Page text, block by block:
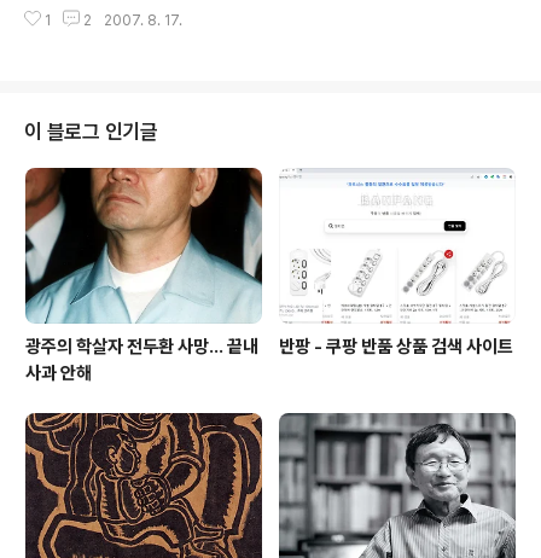
예측하고 있습니다. 헤지펀드와 IMF을 앞세운 거대자본이
논리였다. 그러나 일부에선 회의론이 일었다. 100% 토종기술이란 말 자체가
들이 노하우를 공유했다면 이 점을 높이 사야 할 것이라고 설명하고 있다.소프
트웨어나 하드웨어를 외국제품이라 100% 토종 기술이 아니라고 하는 것은 그
말 자체가 어패가 있다..
1 2 2007. 8. 17.
이 블로그 인기글
광주의 학살자 전두환 사망... 끝내
사과 안해
반팡 - 쿠팡 반품 상품 검색 사이트